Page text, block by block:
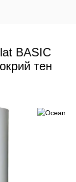
BASIC
тен